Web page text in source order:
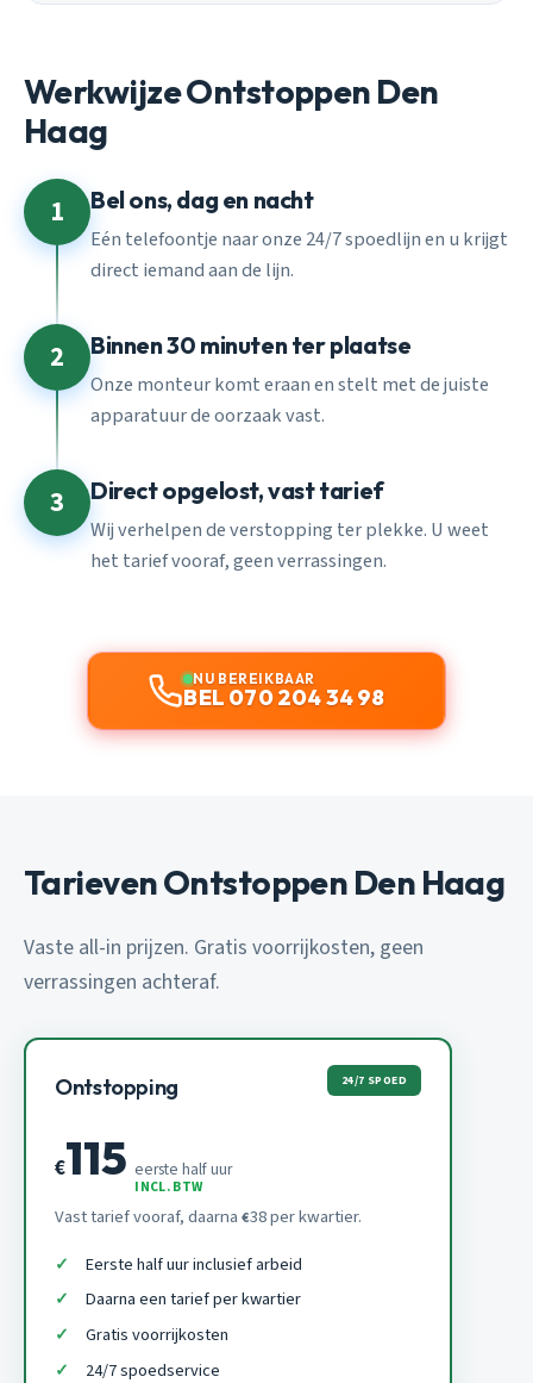
Werkwijze Ontstoppen Den
Haag
1 Bel ons, dag en nacht
Eén telefoontje naar onze 24/7 spoedlijn en u krijgt
direct iemand aan de lijn.
2 Binnen 30 minuten ter plaatse
Onze monteur komt eraan en stelt met de juiste
apparatuur de oorzaak vast.
3 Direct opgelost, vast tarief
Wij verhelpen de verstopping ter plekke. U weet
het tarief vooraf, geen verrassingen.
NU BEREIKBAAR
BEL 070 204 34 98
Tarieven Ontstoppen Den Haag
Vaste all-in prijzen. Gratis voorrijkosten, geen
verrassingen achteraf.
Ontstopping 24/7 SPOED
€115 eerste half uur
INCL. BTW
Vast tarief vooraf, daarna €38 per kwartier.
Eerste half uur inclusief arbeid
Daarna een tarief per kwartier
Gratis voorrijkosten
24/7 spoedservice